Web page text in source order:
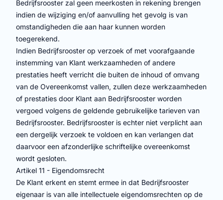
Bedrijfsrooster zal geen meerkosten in rekening brengen
indien de wijziging en/of aanvulling het gevolg is van
omstandigheden die aan haar kunnen worden
toegerekend.
Indien Bedrijfsrooster op verzoek of met voorafgaande
instemming van Klant werkzaamheden of andere
prestaties heeft verricht die buiten de inhoud of omvang
van de Overeenkomst vallen, zullen deze werkzaamheden
of prestaties door Klant aan Bedrijfsrooster worden
vergoed volgens de geldende gebruikelijke tarieven van
Bedrijfsrooster. Bedrijfsrooster is echter niet verplicht aan
een dergelijk verzoek te voldoen en kan verlangen dat
daarvoor een afzonderlijke schriftelijke overeenkomst
wordt gesloten.
Artikel 11 - Eigendomsrecht
De Klant erkent en stemt ermee in dat Bedrijfsrooster
eigenaar is van alle intellectuele eigendomsrechten op de